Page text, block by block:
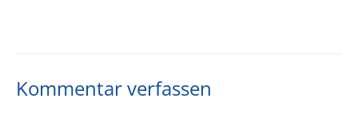
Kommentar verfassen